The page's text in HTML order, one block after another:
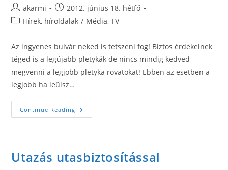
Post
author:
akarmi
Post
published:
2012. június 18. hétfő
PostHírek, híroldalak / Média, TV
Az ingyenes bulvár neked is tetszeni fog! Biztos érdekelnek
téged is a legújabb pletykák de nincs mindig kedved
megvenni a legjobb pletyka rovatokat! Ebben az esetben a
legjobb ha leülsz…
Continue Reading Ingyenes
Bulvár
Weboldalunkon
Utazás utasbiztosítással